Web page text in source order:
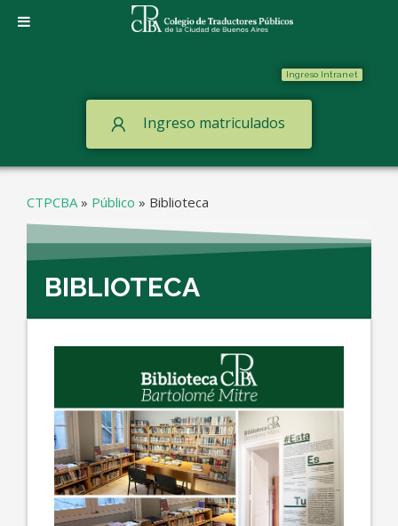
Ingreso Intranet
Ingreso matriculados
CTPCBA» Público » Biblioteca
BIBLIOTECA